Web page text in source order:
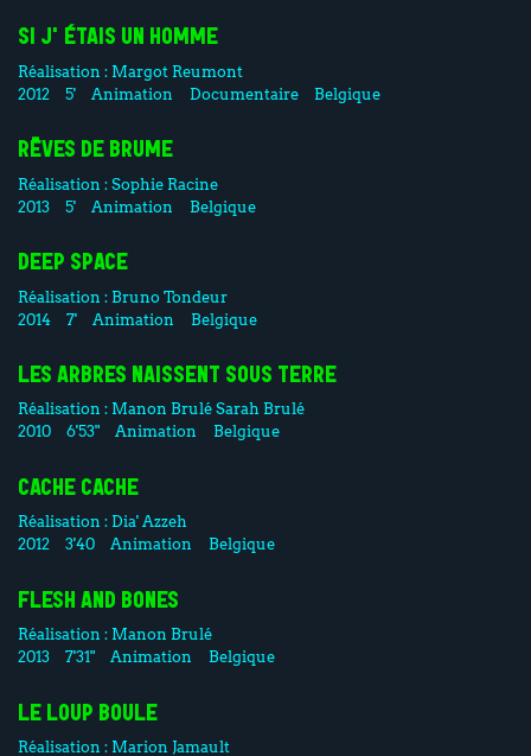
SI J'ÉTAIS UN HOMME
Réalisation : Margot Reumont
2012
5' Animation Documentaire Belgique
RÊVES DE BRUME
Réalisation :Sophie Racine
2013
5' Animation Belgique
DEEP SPACE
Réalisation : Bruno Tondeur
2014
7' Animation Belgique
LES ARBRES NAISSENT SOUS TERRE
Réalisation : Manon BruléSarah Brulé
2010
6'53" Animation Belgique
CACHE CACHE
Réalisation : Dia' Azzeh
2012
3'40 Animation Belgique
FLESH AND BONES
Réalisation : Manon Brulé
2013
7'31" Animation Belgique
LE LOUP BOULE
Réalisation : Marion Jamault